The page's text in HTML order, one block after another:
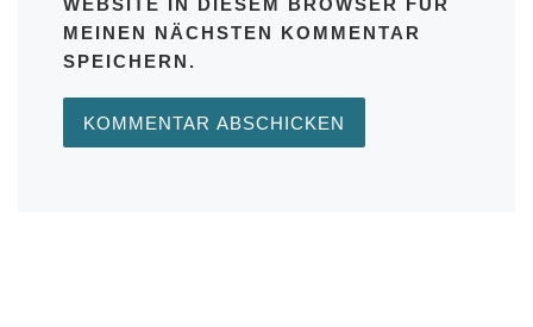
WEBSITE IN DIESEM BROWSER FÜR
MEINEN NÄCHSTEN KOMMENTAR
SPEICHERN.